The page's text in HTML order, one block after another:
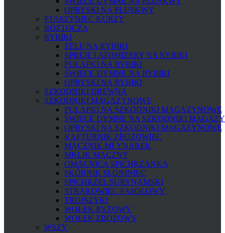
OPRYSKI NA PLUSKWY
PTASZYNIEC KURZY
ROZTOCZA
RYBIKI
ŻELE NA RYBIKI
SPREJE I ATOMIZERY NA RYBIKI
PUŁAPKI NA RYBIKI
ŚWIECE DYMNE NA RYBIKI
OPRYSKI NA RYBIKI
SZKODNIKI DREWNA
SZKODNIKI MAGAZYNOWE
PUŁAPKI NA SZKODNIKI MAGAZYNOWE
ŚWIECE DYMNE NA SZKODNIKI
OPRYSKI NA SZKODNIKI MAGAZYNOWE
KAPTURNIK ZBOŻOWIEC
MĄCZNIK MŁYNAREK
MKLIK MĄCZNY
OMACNICA SPICHRZANKA
SKÓRNIK SŁONINIEC
SPICHRZEL SURYNAMSKI
STRĄKOWIEC FASOLOWY
TROJSZYKI
WOŁEK RYŻOWY
WOŁEK ZBOŻOWY
WSZY